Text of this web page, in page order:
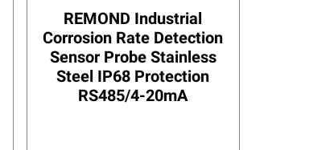
REMOND Industrial
Corrosion Rate Detection
Sensor Probe Stainless
Steel IP68 Protection
RS485/4-20mA